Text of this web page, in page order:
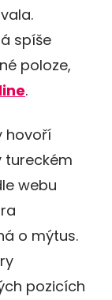
spíše
poloze,
.
hovoří
tureckém
webu
o mýtus.
pozicích